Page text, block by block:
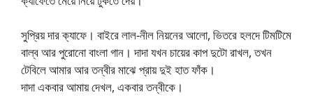
সুপ্রিয় দার ক্যাফে। বাইরে লাল-নীল নিয়নের আলো, ভিতরে হলদে টিমটিমে
বাল্ব আর পুরোনো বাংলা গান। দাদা যখন চায়ের কাপ দুটো রাখল, তখন
টেবিলে আমার আর তন্বীর মাঝে প্রায় দুই হাত ফাঁক।
দাদা একবার আমায় দেখল, একবার তন্বীকে।